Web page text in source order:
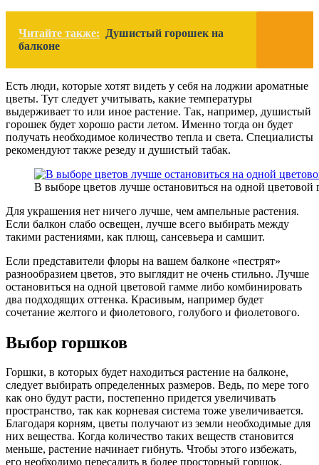
Читайте также:
Душистый горошек на
балконе
Есть люди, которые хотят видеть у себя на лоджии ароматные
цветы. Тут следует учитывать, какие температуры
выдерживает то или иное растение. Так, например, душистый
горошек будет хорошо расти летом. Именно тогда он будет
получать необходимое количество тепла и света. Специалисты
рекомендуют также резеду и душистый табак.
В выборе цветов лучше остановиться на одной цветовой
Для украшения нет ничего лучше, чем ампельные растения.
Если балкон слабо освещен, лучше всего выбирать между
такими растениями, как плющ, сансевьера и самшит.
Если представители флоры на вашем балконе «пестрят»
разнообразием цветов, это выглядит не очень стильно. Лучше
остановиться на одной цветовой гамме либо комбинировать
два подходящих оттенка. Красивым, например будет
сочетание желтого и фиолетового, голубого и фиолетового.
Выбор горшков
Горшки, в которых будет находиться растение на балконе,
следует выбирать определенных размеров. Ведь, по мере того
как оно будут расти, постепенно придется увеличивать
пространство, так как корневая система тоже увеличивается.
Благодаря корням, цветы получают из земли необходимые для
них вещества. Когда количество таких веществ становится
меньше, растение начинает гибнуть. Чтобы этого избежать,
его необходимо пересадить в более просторный горшок.